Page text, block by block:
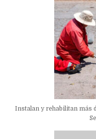
Instalan y rehabilitan más